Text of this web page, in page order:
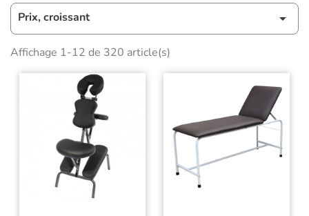
Prix, croissant 
Affichage 1-12 de 320 article(s)